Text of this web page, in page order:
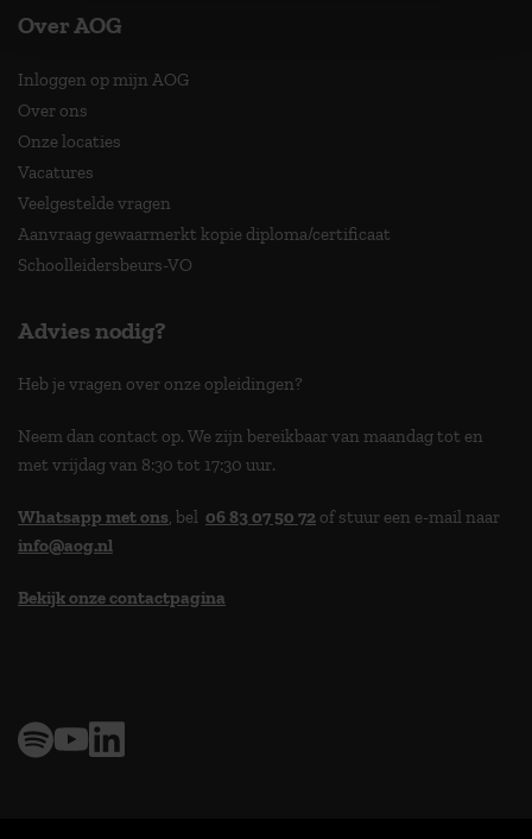
Over AOG
Inloggen op mijn AOG
Over ons
Onze locaties
Vacatures
Veelgestelde vragen
Aanvraag gewaarmerkt kopie diploma/certificaat
Schoolleidersbeurs-VO
Advies nodig?
Heb je vragen over onze opleidingen?
Neem dan contact op. We zijn bereikbaar van maandag tot en
met vrijdag van 8:30 tot 17:30 uur.
Whatsapp met ons, bel 06 83 07 50 72 of stuur een e-mail naar
info@aog.nl
Bekijk onze contactpagina